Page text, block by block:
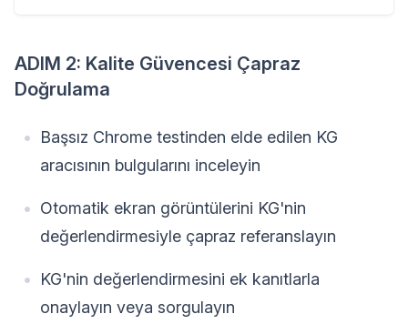
ADIM 2: Kalite Güvencesi Çapraz
Doğrulama
Başsız Chrome testinden elde edilen KG
aracısının bulgularını inceleyin
Otomatik ekran görüntülerini KG'nin
değerlendirmesiyle çapraz referanslayın
KG'nin değerlendirmesini ek kanıtlarla
onaylayın veya sorgulayın